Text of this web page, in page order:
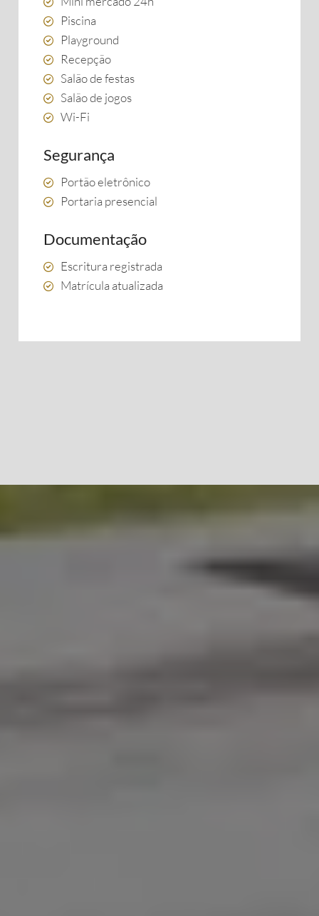
Piscina
Playground
Recepção
Salão de festas
Salão de jogos
Wi-Fi
Segurança
Portão eletrônico
Portaria presencial
Documentação
Escritura registrada
Matrícula atualizada